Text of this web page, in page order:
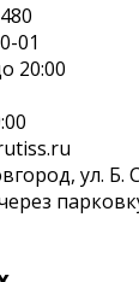
01
20:00
ул. Б.